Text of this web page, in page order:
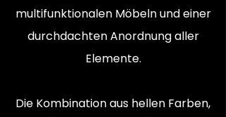
multifunktionalen Möbeln und einer
durchdachten Anordnung aller
Elemente.
Die Kombination aus hellen Farben,